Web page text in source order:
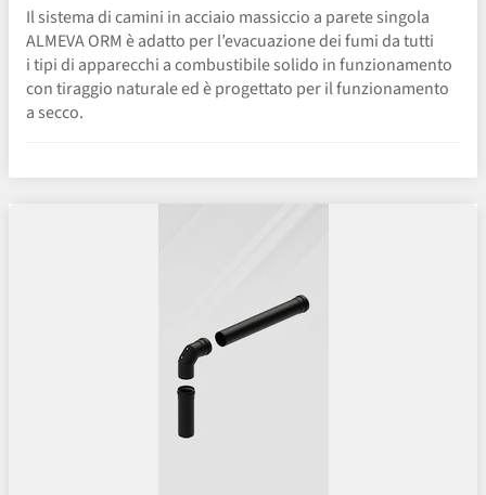
Il sistema di camini in acciaio massiccio a parete singola
ALMEVA ORM è adatto per l’evacuazione dei fumi da tutti
i tipi di apparecchi a combustibile solido in funzionamento
con tiraggio naturale ed è progettato per il funzionamento
a secco.